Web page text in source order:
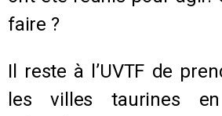
faire ?
Il reste à l’UVTF de
les villes taurines